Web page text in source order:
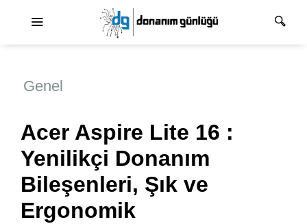
Genel
Acer Aspire Lite 16 :
Yenilikçi Donanım
Bileşenleri, Şık ve
Ergonomik